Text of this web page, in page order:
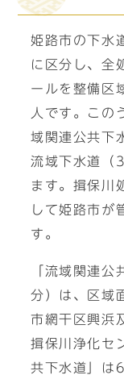
姫路市の下水
に区分し、全
ールを整備区
人です。この
域関連公共下
流域下水道（
ます。揖保川
して姫路市が
す。
「流域関連公
分）は、区域
市網干区興浜
揖保川浄化セ
共下水道」は